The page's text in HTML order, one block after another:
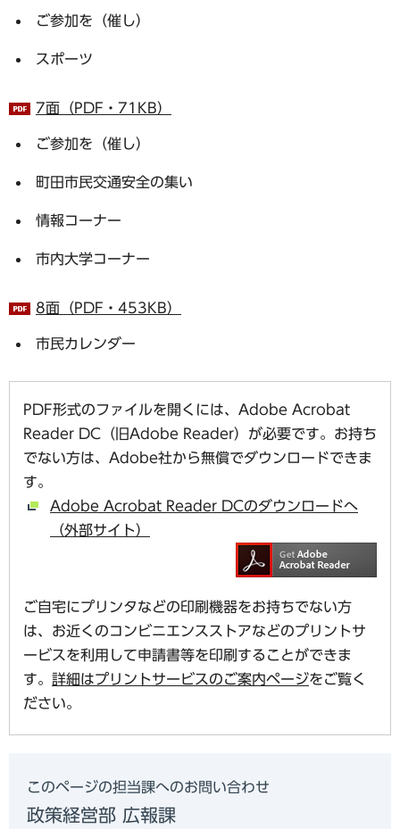
ご参加を（催し）
スポーツ
7面（PDF・71KB）
ご参加を（催し）
町田市民交通安全の集い
情報コーナー
市内大学コーナー
8面（PDF・453KB）
市民カレンダー
PDF形式のファイルを開くには、Adobe Acrobat
Reader DC（旧Adobe Reader）が必要です。お持ち
でない方は、Adobe社から無償でダウンロードできま
す。
Adobe Acrobat Reader DCのダウンロードへ
（外部サイト）
ご自宅にプリンタなどの印刷機器をお持ちでない方
は、お近くのコンビニエンスストアなどのプリントサ
ービスを利用して申請書等を印刷することができま
す。 詳細はプリントサービスのご案内ページをご覧く
ださい。
このページの担当課へのお問い合わせ
政策経営部 広報課